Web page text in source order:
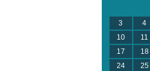
3
4
10
11
17
18
24
25